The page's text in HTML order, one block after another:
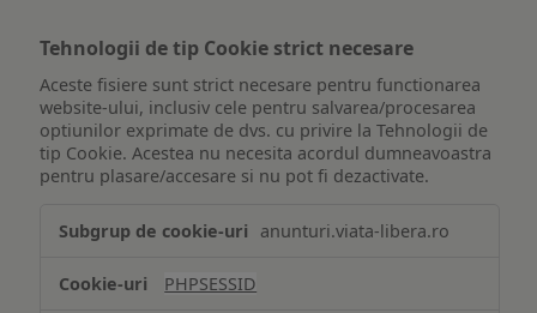
Tehnologii de tip Cookie strict necesare
Aceste fisiere sunt strict necesare pentru functionarea
website-ului, inclusiv cele pentru salvarea/procesarea
optiunilor exprimate de dvs. cu privire la Tehnologii de
tip Cookie. Acestea nu necesita acordul dumneavoastra
pentru plasare/accesare si nu pot fi dezactivate.
Tehnologii
de
Cookie
anunturi.viata-libera.ro
PHPSESSID